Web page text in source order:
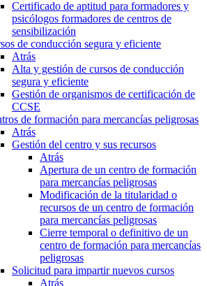
Certificado de aptitud para formadores y
psicólogos formadores de centros de
sensibilización
de conducción segura y eficiente
Atrás
Alta y gestión de cursos de conducción
segura y eficiente
Gestión de organismos de certificación de
CCSE
de formación para mercancías peligrosas
Atrás
Gestión del centro y sus recursos
Atrás
Apertura de un centro de formación
para mercancías peligrosas
Modificación de la titularidad o
recursos de un centro de formación
para mercancías peligrosas
Cierre temporal o definitivo de un
centro de formación para mercancías
peligrosas
Solicitud para impartir nuevos cursos
Atrás